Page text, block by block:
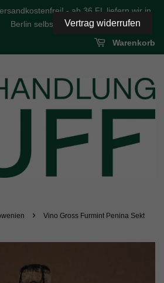
- ab 36 FL liefern wir in
Berlin selbst
Warenkorb
›
Vino Gross Furmint Penina Sekt
Vertrag widerrufen